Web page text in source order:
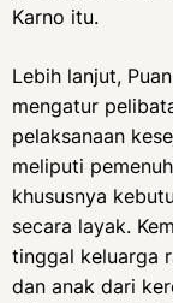
Karno itu.
Lebih lanjut,
mengatur
pelaksanaan
meliputi
khususnya
secara layak.
tinggal keluarga
dan anak dari